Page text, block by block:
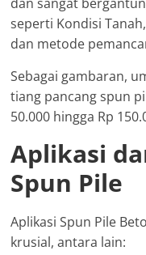
seperti Kondisi
dan metode
Sebagai gambaran,
tiang pancang spun
50.000 hingga Rp
Aplikasi
Spun Pile
Aplikasi Spun Pile
krusial, antara lain: